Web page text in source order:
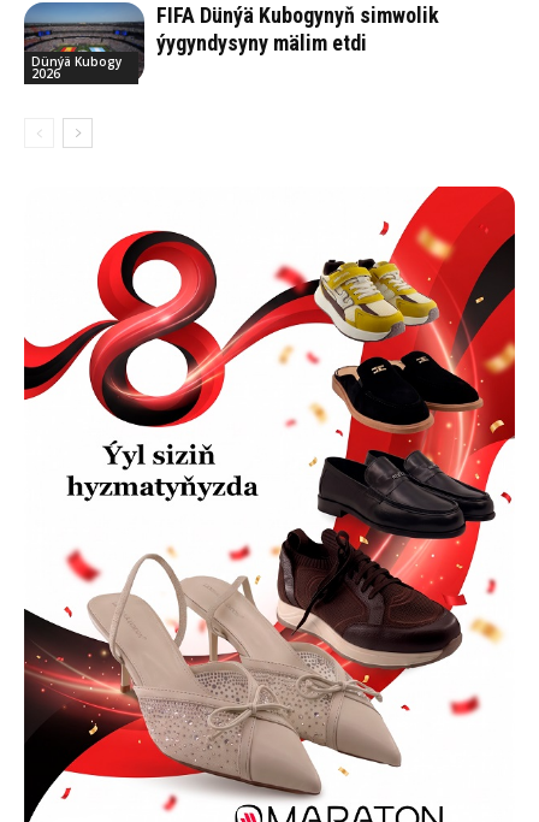
Dünýä Kubogy
2026
FIFA Dünýä Kubogynyň simwolik
ýygyndysyny mälim etdi